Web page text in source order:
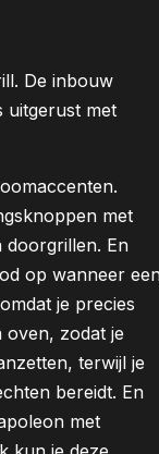
De inbouw
uitgerust met
met
doorgrillen. En
op wanneer
je precies
oven, zodat je
terwijl je
bereidt. En
met